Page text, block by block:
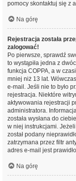
pomocy skontaktuj się z
Na górę
Rejestracja została
zalogować!
Po pierwsze, sprawdź
to wystąpiła jedna z
funkcja COPPA, a w
mniej niż 13 lat.
e-mail. Jeśli nie to było
rejestracja. Niektóre
aktywowania rejestracji
administratora.
została wysłana do
w niej instrukcjami.
został podany
zatrzymana przez filtr
adres e-mail jest
Na górę